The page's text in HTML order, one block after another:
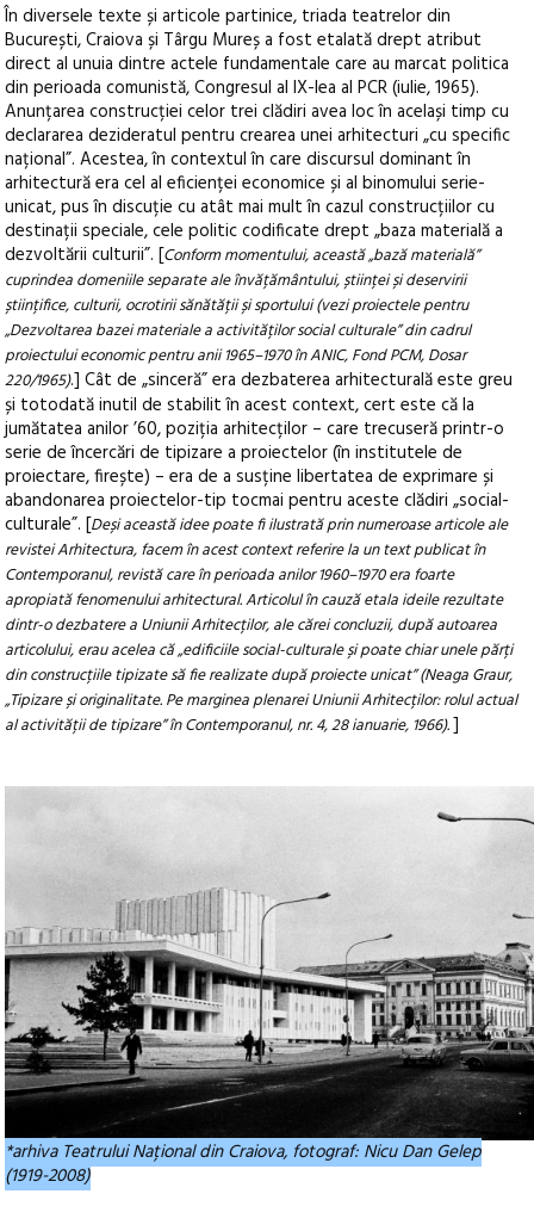
În diversele texte și articole partinice, triada teatrelor din
București, Craiova și Târgu Mureș a fost etalată drept atribut
direct al unuia dintre actele fundamentale care au marcat politica
din perioada comunistă, Congresul al IX-lea al PCR (iulie, 1965).
Anunțarea construcției celor trei clădiri avea loc în același timp cu
declararea dezideratul pentru crearea unei arhitecturi „cu specific
național”. Acestea, în contextul în care discursul dominant în
arhitectură era cel al eficienței economice și al binomului serie-
unicat, pus în discuție cu atât mai mult în cazul construcțiilor cu
destinații speciale, cele politic codificate drept „baza materială a
dezvoltării culturii”. [Conform momentului, această „bază materială”
cuprindea domeniile separate ale învățământului, științei și deservirii
științifice, culturii, ocrotirii sănătății și sportului (vezi proiectele pentru
„Dezvoltarea bazei materiale a activităților social culturale” din cadrul
proiectului economic pentru anii 1965–1970 în ANIC, Fond PCM, Dosar
220/1965).] Cât de „sinceră” era dezbaterea arhitecturală este greu
și totodată inutil de stabilit în acest context, cert este că la
jumătatea anilor ’60, poziția arhitecților – care trecuseră printr-o
serie de încercări de tipizare a proiectelor (în institutele de
proiectare, firește) – era de a susține libertatea de exprimare și
abandonarea proiectelor-tip tocmai pentru aceste clădiri „social-
culturale”. [Deși această idee poate fi ilustrată prin numeroase articole ale
revistei Arhitectura, facem în acest context referire la un text publicat în
Contemporanul, revistă care în perioada anilor 1960–1970 era foarte
apropiată fenomenului arhitectural. Articolul în cauză etala ideile rezultate
dintr-o dezbatere a Uniunii Arhitecților, ale cărei concluzii, după autoarea
articolului, erau acelea că „edificiile social-culturale și poate chiar unele părți
din construcțiile tipizate să fie realizate după proiecte unicat” (Neaga Graur,
„Tipizare și originalitate. Pe marginea plenarei Uniunii Arhitecților: rolul actual
al activității de tipizare” în Contemporanul, nr. 4, 28 ianuarie, 1966).]
*arhiva Teatrului Național din Craiova, fotograf: Nicu Dan Gelep
(1919-2008)